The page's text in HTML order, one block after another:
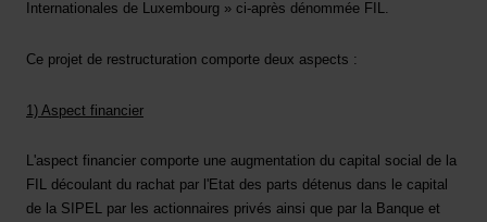
Internationales de Luxembourg » ci-après dénommée FIL.
Ce projet de restructuration comporte deux aspects :
1) Aspect financier
L'aspect financier comporte une augmentation du capital social de la
FIL découlant du rachat par l'Etat des parts détenus dans le capital
de la SIPEL par les actionnaires privés ainsi que par la Banque et